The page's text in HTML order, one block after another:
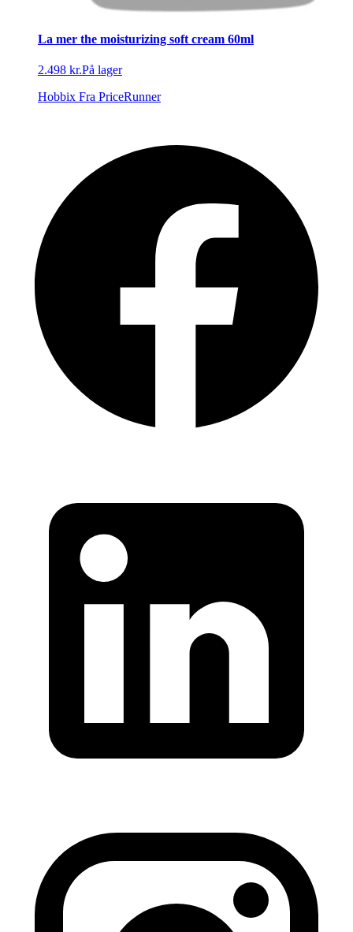
La mer the moisturizing soft cream 60ml
2.498 kr.På lager
Hobbix Fra PriceRunner